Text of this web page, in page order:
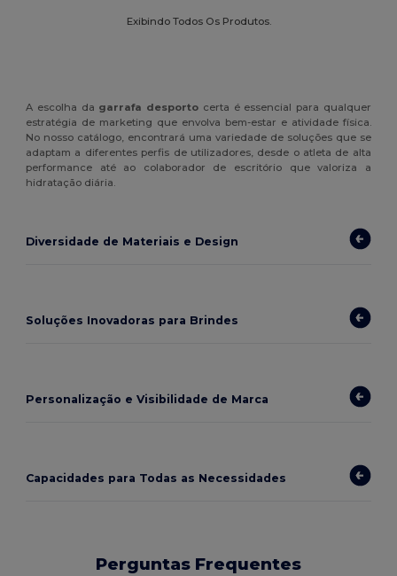
Exibindo Todos Os Produtos.
A escolha da garrafa desporto certa é essencial para qualquer
estratégia de marketing que envolva bem-estar e atividade física.
No nosso catálogo, encontrará uma variedade de soluções que se
adaptam a diferentes perfis de utilizadores, desde o atleta de alta
performance até ao colaborador de escritório que valoriza a
hidratação diária.
Diversidade de Materiais e Design
Soluções Inovadoras para Brindes
Personalização e Visibilidade de Marca
Capacidades para Todas as Necessidades
Perguntas Frequentes